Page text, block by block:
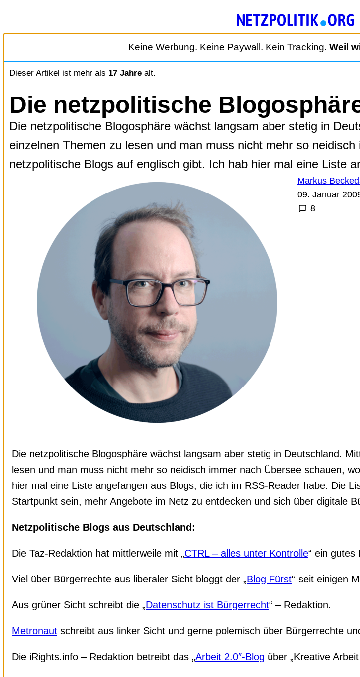
Inhalt
Keine Werbung. Keine Paywall. Kein Tracking. Weil
Dieser Artikel ist mehr als 17 Jahrealt.
Die netzpolitische
Die netzpolitische Blogosphäre wächst langsam aber stetig in
einzelnen Themen zu lesen und man muss nicht mehr so
netzpolitische Blogs auf englisch gibt. Ich hab hier mal eine Liste
Markus
09. Januar
8
Die netzpolitische Blogosphäre wächst langsam aber stetig in Deutschland.
lesen und man muss nicht mehr so neidisch immer nach Übersee schauen,
hier mal eine Liste angefangen aus Blogs, die ich im RSS-Reader habe. Die
Startpunkt sein, mehr Angebote im Netz zu entdecken und sich über digitale
Netzpolitische Blogs aus Deutschland:
Die Taz-Redaktion hat mittlerweile mit „CTRL – alles unter Kontrolle“ ein gutes
Viel über Bürgerrechte aus liberaler Sicht bloggt der „Blog Fürst“ seit einigen
Aus grüner Sicht schreibt die „Datenschutz ist Bürgerrecht“ – Redaktion.
Metronaut schreibt aus linker Sicht und gerne polemisch über Bürgerrechte
Die iRights.info – Redaktion betreibt das „Arbeit 2.0″-Blog über „Kreative